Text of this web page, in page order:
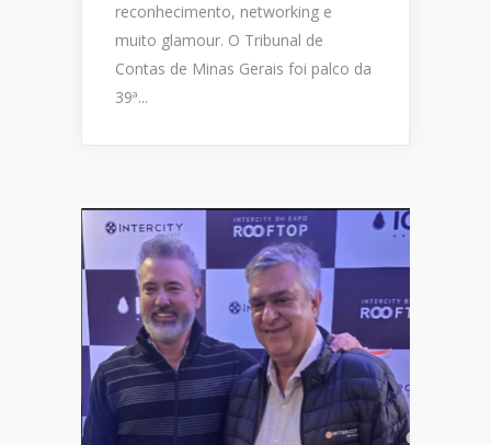
reconhecimento, networking e
muito glamour. O Tribunal de
Contas de Minas Gerais foi palco da
39ª...